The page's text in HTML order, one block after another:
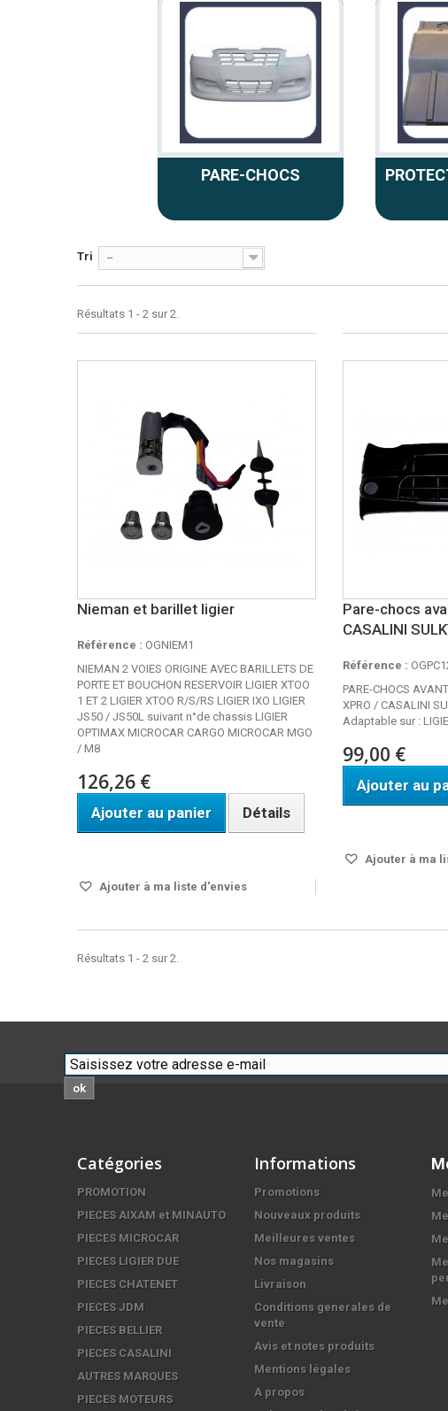
PARE-CHOCS
Tri --
Résultats 1 - 2 sur 2.
Nieman et barillet ligier
Référence : OGNIEM1
NIEMAN 2 VOIES ORIGINE AVEC BARILLETS DE
PORTE ET BOUCHON RESERVOIR LIGIER XTOO
1 ET 2 LIGIER XTOO R/S/RS LIGIER IXO LIGIER
JS50 / JS50L suivant n°de chassis LIGIER
OPTIMAX MICROCAR CARGO MICROCAR MGO
/ M8
126,26 €
Ajouter au panier Détails
Ajouter à ma liste d'envies
Pare-chocs
CASALINI
Référence :
PARE-CHOCS
XPRO / CASALINI
Adaptable sur :
99,00 €
Ajouter au
Ajouter à ma
Résultats 1 - 2 sur 2.
ok
Catégories
PROMOTION
PIECES AIXAM et MINAUTO
PIECES MICROCAR
PIECES LIGIER DUE
PIECES CHATENET
PIECES JDM
PIECES BELLIER
PIECES CASALINI
AUTRES MARQUES
PIECES MOTEURS
Informations
Promotions
Nouveaux produits
Meilleures ventes
Nos magasins
Livraison
Conditions generales de
vente
Avis et notes produits
Mentions légales
A propos